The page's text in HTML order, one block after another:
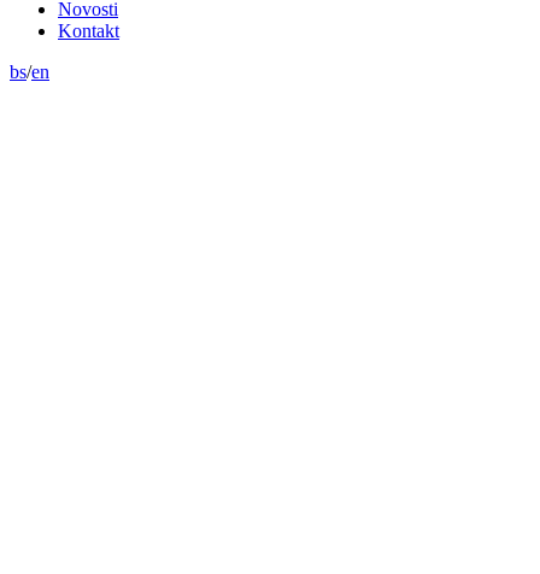
Novosti
Kontakt
bs/en